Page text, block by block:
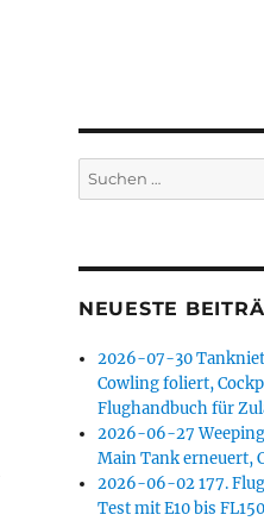
Suchen
nach:
NEUESTE
2026-07-30
Cowling foliert,
Flughandbuch für
2026-06-27
Main Tank erneuert,
2026-06-02 177.
Test mit E10 bis FL150